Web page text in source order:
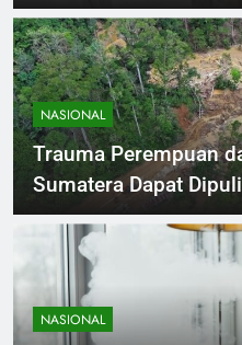
NASIONAL
Trauma Perempuan
Sumatera Dapat
NASIONAL